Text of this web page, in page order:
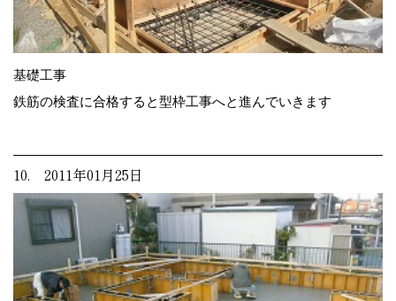
基礎工事
鉄筋の検査に合格すると型枠工事へと進んでいきます
10. 2011年01月25日